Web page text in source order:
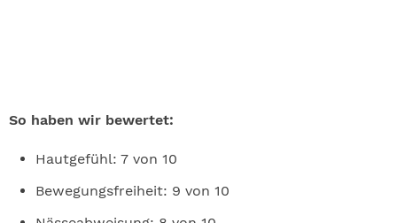
So haben wir bewertet:
Hautgefühl: 7 von 10
Bewegungsfreiheit: 9 von 10